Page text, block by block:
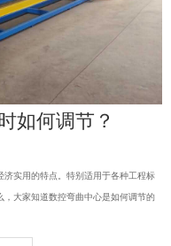
如何调节？
实用的特点。特别适用于各种工程标
大家知道数控弯曲中心是如何调节的